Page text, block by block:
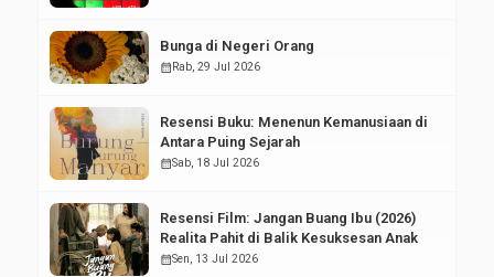
Bunga di Negeri Orang
calendar_monthRab, 29 Jul 2026
Resensi Buku: Menenun Kemanusiaan di
Antara Puing Sejarah
calendar_monthSab, 18 Jul 2026
Resensi Film: Jangan Buang Ibu (2026)
Realita Pahit di Balik Kesuksesan Anak
calendar_monthSen, 13 Jul 2026